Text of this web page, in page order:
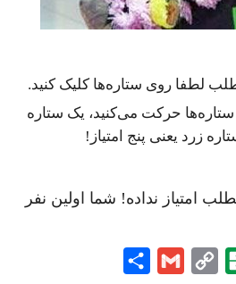
لطفا روی ستاره‌ها کلیک کنید.
حرکت می‌کنید، یک ستاره
زرد یعنی پنج امتیاز!
امتیاز نداده! شما اولین نفر
Balatarin
Copy
Gmail